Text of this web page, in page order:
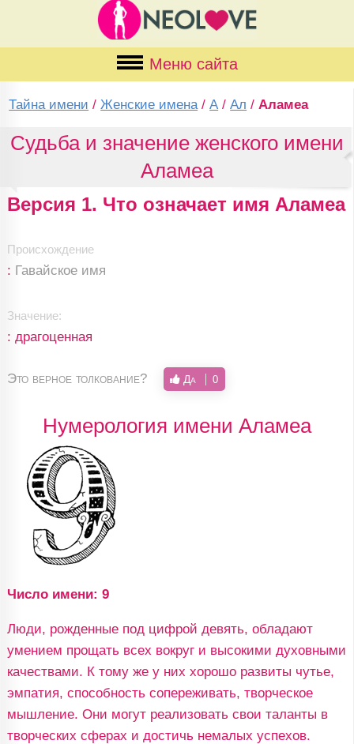
Меню сайта
Тайна имени /Женские имена /А /Ал /Аламеа
Судьба и значение женского имени
Аламеа
Версия 1. Что означает имя Аламеа
Происхождение
: Гавайское имя
Значение:
: драгоценная
Это верное толкование? Да 0
Нумерология имени Аламеа
Число имени: 9
Люди, рожденные под цифрой девять, обладают
умением прощать всех вокруг и высокими духовными
качествами. К тому же у них хорошо развиты чутье,
эмпатия, способность сопереживать, творческое
мышление. Они могут реализовать свои таланты в
творческих сферах и достичь немалых успехов.